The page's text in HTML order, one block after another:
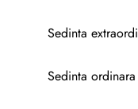
Sedinta
Sedinta